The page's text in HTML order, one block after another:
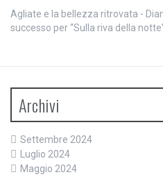
Agliate e la bellezza ritrovata -
successo per “Sulla riva della
Archivi
Settembre 2024
Luglio 2024
Maggio 2024